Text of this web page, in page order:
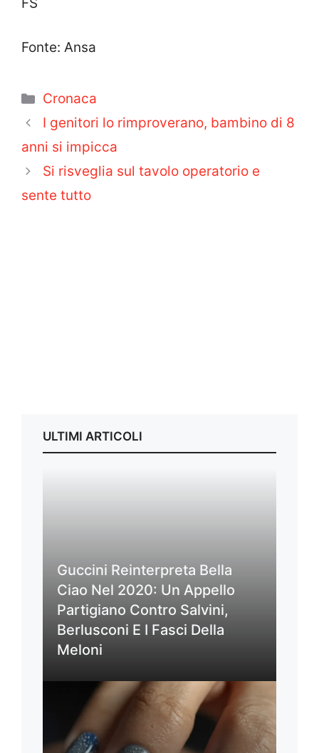
Fonte: Ansa
Categorie
Cronaca
I genitori lo rimproverano, bambino di 8
anni si impicca
Si risveglia sul tavolo operatorio e
sente tutto
ULTIMI ARTICOLI
Guccini Reinterpreta Bella
Ciao Nel 2020: Un Appello
Partigiano Contro Salvini,
Berlusconi E I Fasci Della
Meloni